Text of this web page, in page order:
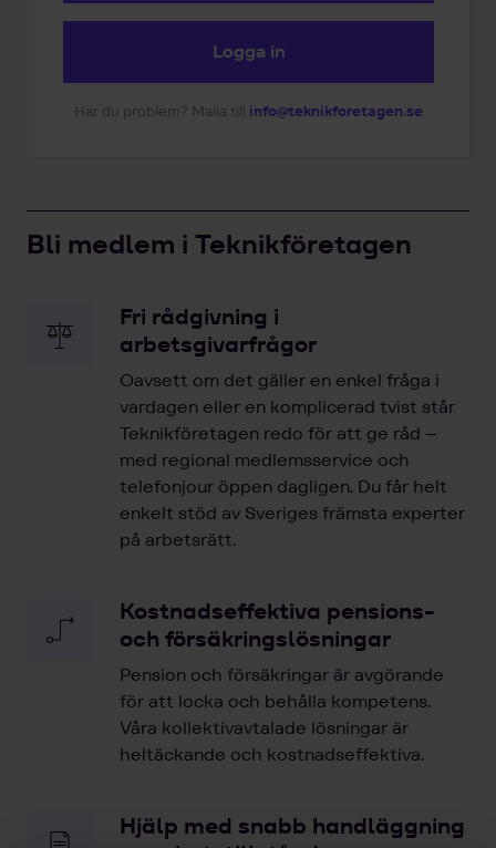
Logga in
Har du problem? Maila till info@teknikforetagen.se
Bli medlem i Teknikföretagen
Fri rådgivning i
arbetsgivarfrågor
Oavsett om det gäller en enkel fråga i
vardagen eller en komplicerad tvist står
Teknikföretagen redo för att ge råd –
med regional medlemsservice och
telefonjour öppen dagligen. Du får helt
enkelt stöd av Sveriges främsta experter
på arbetsrätt.
Kostnadseffektiva pensions-
och försäkringslösningar
Pension och försäkringar är avgörande
för att locka och behålla kompetens.
Våra kollektivavtalade lösningar är
heltäckande och kostnadseffektiva.
Hjälp med snabb handläggning